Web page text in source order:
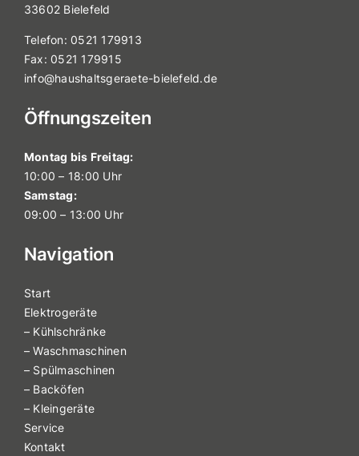
33602 Bielefeld
Telefon:0521 179913
Fax: 0521 179915
info@haushaltsgeraete-bielefeld.de
Öffnungszeiten
Montag bis Freitag:
10:00 – 18:00 Uhr
Samstag:
09:00 – 13:00 Uhr
Navigation
Start
Elektrogeräte
– Kühlschränke
– Waschmaschinen
– Spülmaschinen
– Backöfen
– Kleingeräte
Service
Kontakt